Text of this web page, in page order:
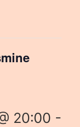
20:00 -